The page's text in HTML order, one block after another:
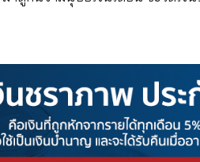
วางแผนจัดระเบียบทางกา
วย ทุพพลภาพ คลอดบุตร ส
อน) หรือเงินบำนาญ (เงินร
ก่อนครับ มาดูกันว่ามนุษย์เ